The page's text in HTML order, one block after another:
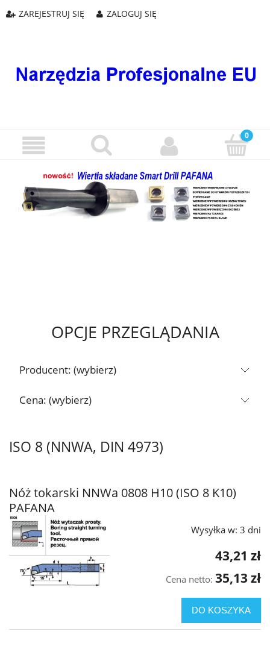
ZAREJESTRUJ SIĘ ZALOGUJ SIĘ
OPCJE PRZEGLĄDANIA
Producent: (wybierz)
Cena: (wybierz)
ISO 8 (NNWA, DIN 4973)
Nóż tokarski NNWa 0808 H10 (ISO 8 K10)
PAFANA
Wysyłka w: 3 dni
43,21 zł
Cena netto: 35,13 zł
DO KOSZYKA